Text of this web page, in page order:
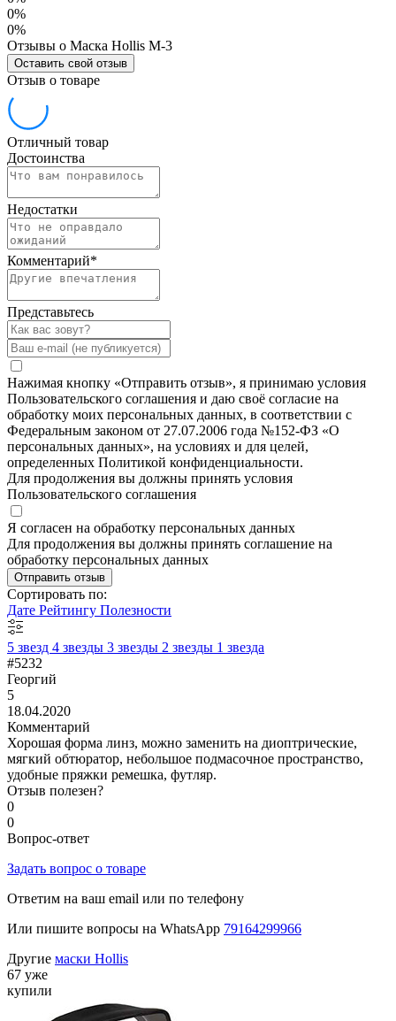
0%
0%
Отзывы о Маска Hollis M-3
Оставить свой отзыв
Отзыв о товаре
Отличный товар
Достоинства
Недостатки
Комментарий*
Представьтесь
Нажимая кнопку «Отправить отзыв», я принимаю условия
Пользовательского соглашения и даю своё согласие на
обработку моих персональных данных, в соответствии с
Федеральным законом от 27.07.2006 года №152-ФЗ «О
персональных данных», на условиях и для целей,
определенных Политикой конфиденциальности.
Для продолжения вы должны принять условия
Пользовательского соглашения
Я согласен на обработку персональных данных
Для продолжения вы должны принять соглашение на
обработку персональных данных
Отправить отзыв
Сортировать по:
Дате Рейтингу Полезности
5 звезд 4 звезды 3 звезды 2 звезды 1 звезда
#5232
Георгий
5
18.04.2020
Комментарий
Хорошая форма линз, можно заменить на диоптрические,
мягкий обтюратор, небольшое подмасочное пространство,
удобные пряжки ремешка, футляр.
Отзыв полезен?
0
0
Вопрос-ответ
Задать вопрос о товаре
Ответим на ваш email или по телефону
Или пишите вопросы на WhatsApp 79164299966
Другие маски Hollis
67 уже
купили